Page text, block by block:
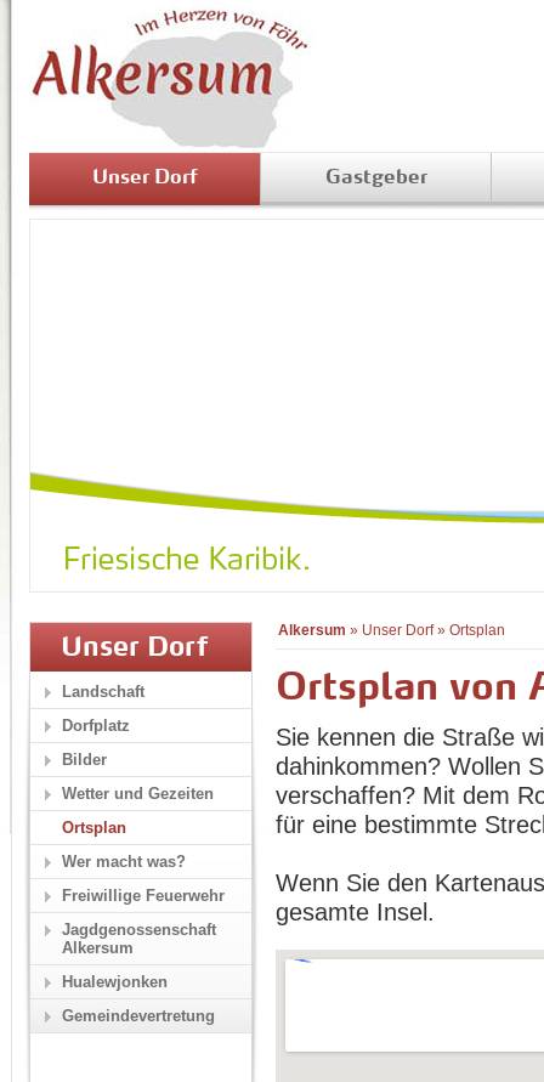
Unser Dorf Gastgeber
Alkersum » Unser Dorf» Ortsplan
Ortsplan von
Sie kennen die Straße
dahinkommen? Wollen
verschaffen? Mit dem
für eine bestimmte
Wenn Sie den
gesamte Insel.
Unser Dorf
Landschaft
Dorfplatz
Bilder
Wetter und Gezeiten
Ortsplan
Wer macht was?
Freiwillige Feuerwehr
Jagdgenossenschaft
Alkersum
Hualewjonken
Gemeindevertretung